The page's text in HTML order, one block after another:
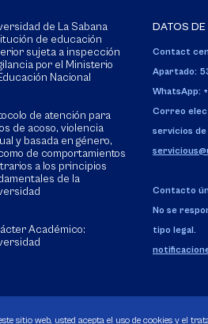
de La Sabana
de educación
sujeta a inspección
por el Ministerio
Nacional
de atención para
de acoso, violencia
y basada en género,
de comportamientos
a los principios
de la
Académico:
DATOS
Contact
Apartado:
WhatsApp:
Correo
servicios de
Contacto
No se
tipo legal.
sitio web, usted acepta el uso de cookies y el